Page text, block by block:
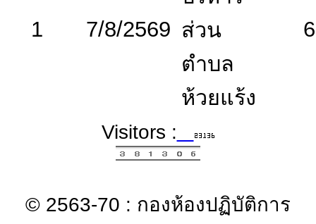
1 7/8/2569 ส่วน
ตำบล
ห้วยแร้ง
6
Visitors :
© 2563-70 : กองห้องปฏิบัติการ